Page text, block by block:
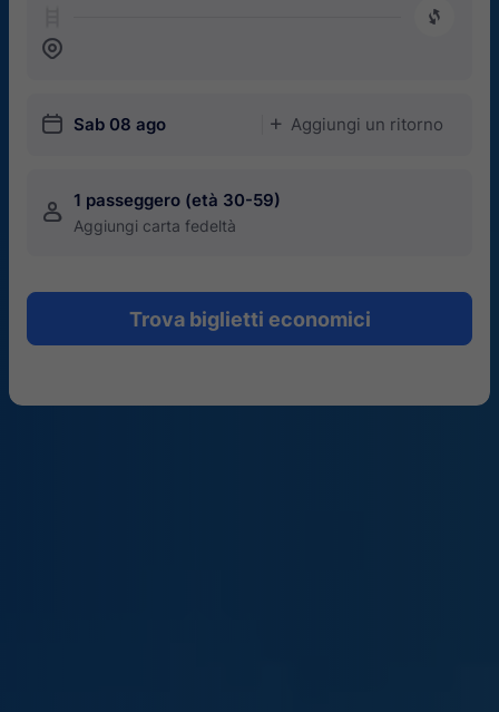
󰿠
󱒣
󱎗 Sab 08 ago 󱅇 Aggiungi un ritorno
󱍂 1 passeggero (età 30-59)
Aggiungi carta fedeltà
Trova biglietti economici